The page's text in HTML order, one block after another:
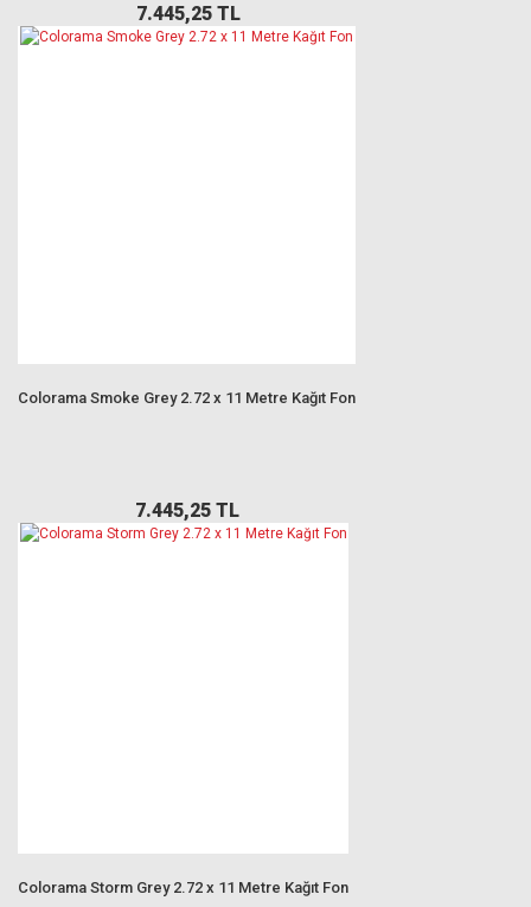
7.445,25 TL
Colorama Smoke Grey 2.72 x 11 Metre Kağıt Fon
7.445,25 TL
Colorama Storm Grey 2.72 x 11 Metre Kağıt Fon